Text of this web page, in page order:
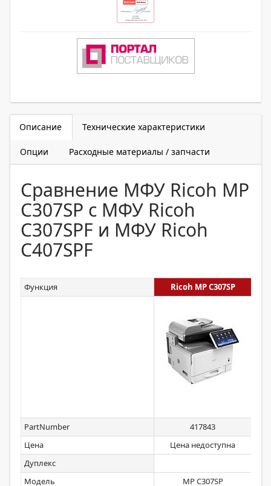
Описание Технические характеристики
Опции Расходные материалы / запчасти
Сравнение МФУ Ricoh MP
C307SP с МФУ Ricoh
C307SPF и МФУ Ricoh
C407SPF
Функция Ricoh MP C307SP
PartNumber
417843
Цена
Цена недоступна
Дуплекс
Модель
MP C307SP